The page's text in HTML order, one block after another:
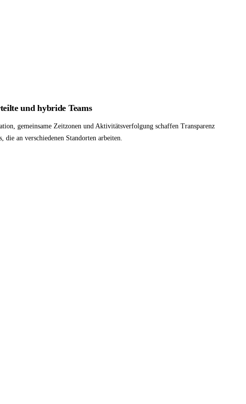
und hybride Teams
gemeinsame Zeitzonen und Aktivitätsverfolgung schaffen Transparenz
die an verschiedenen Standorten arbeiten.